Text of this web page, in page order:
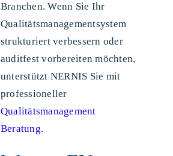
Branchen. Wenn Sie Ihr
Qualitätsmanagementsystem
strukturiert verbessern oder
auditfest vorbereiten möchten,
unterstützt NERNIS Sie mit
professioneller
Qualitätsmanagement
Beratung.